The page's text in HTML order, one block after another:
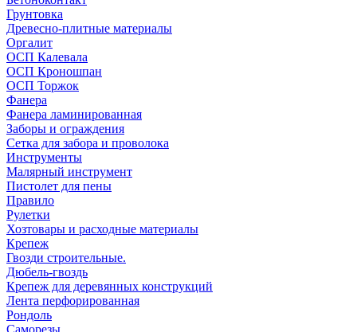
Грунтовка
Древесно-плитные материалы
Оргалит
ОСП Калевала
ОСП Кроношпан
ОСП Торжок
Фанера
Фанера ламинированная
Заборы и ограждения
Сетка для забора и проволока
Инструменты
Малярный инструмент
Пистолет для пены
Правило
Рулетки
Хозтовары и расходные материалы
Крепеж
Гвозди строительные.
Дюбель-гвоздь
Крепеж для деревянных конструкций
Лента перфорированная
Рондоль
Саморезы